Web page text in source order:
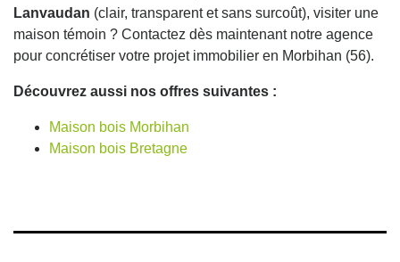
Lanvaudan (clair, transparent et sans surcoût), visiter une
maison témoin ? Contactez dès maintenant notre agence
pour concrétiser votre projet immobilier en Morbihan (56).
Découvrez aussi nos offres suivantes :
Maison bois Morbihan
Maison bois Bretagne